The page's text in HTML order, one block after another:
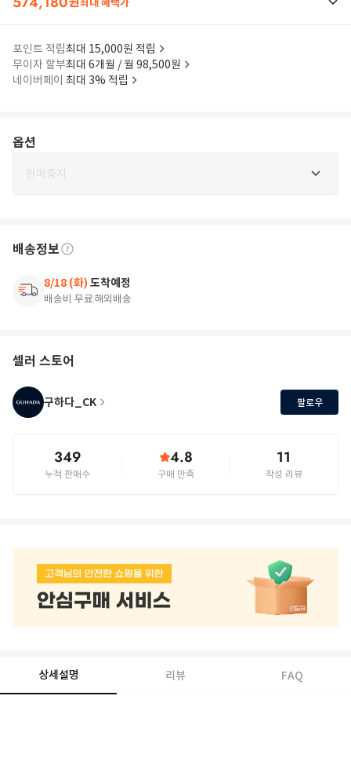
포인트 적립최대 15,000원 적립
무이자 할부최대 6개월 / 월 98,500원
네이버페이 최대 3% 적립
옵션
판매중지
배송정보
8/18 (화) 도착예정
배송비 무료해외배송
셀러 스토어
구하다_CK 팔로우
349
누적 판매수
4.8
구매 만족
11
작성 리뷰
상세설명 리뷰 FAQ